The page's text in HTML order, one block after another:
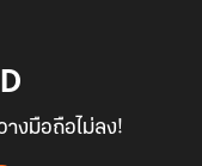
งมือถือไม่ลง!